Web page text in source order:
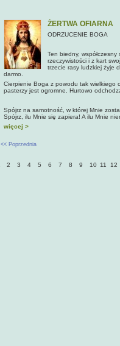
ŻERTWA OFIARNA
ODRZUCENIE BOGA
Ten biedny, współczesny
rzeczywistości i z kart
trzecie rasy ludzkiej żyje
darmo
Cierpienie Boga z powodu tak wielkiego
pasterzy jest ogromne. Hurtowo
Spójrz na samotność, w której Mnie
Spójrz, ilu Mnie się zapiera! A ilu Mnie
więcej >
<< Poprzednia
2 3 4 5 6 7 8 9 10 11 12